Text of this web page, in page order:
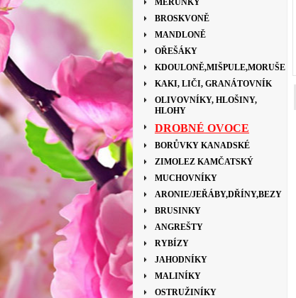
MERUŇKY
BROSKVONĚ
MANDLONĚ
OŘEŠÁKY
KDOULONĚ,MIŠPULE,MORUŠE
KAKI, LIČI, GRANÁTOVNÍK
OLIVOVNÍKY, HLOŠINY,
HLOHY
DROBNÉ OVOCE
BORŮVKY KANADSKÉ
ZIMOLEZ KAMČATSKÝ
MUCHOVNÍKY
ARONIE/JEŘÁBY,DŘÍNY,BEZY
BRUSINKY
ANGREŠTY
RYBÍZY
JAHODNÍKY
MALINÍKY
OSTRUŽINÍKY